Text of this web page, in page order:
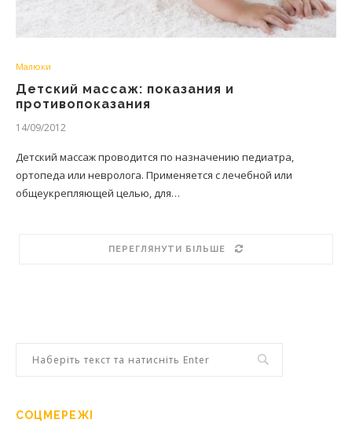
Малюки
Детский массаж: показания и
противопоказания
14/09/2012
Детский массаж проводится по назначению педиатра,
ортопеда или невролога. Применяется с лечебной или
общеукрепляющей целью, для…
ПЕРЕГЛЯНУТИ БІЛЬШЕ
СОЦМЕРЕЖІ